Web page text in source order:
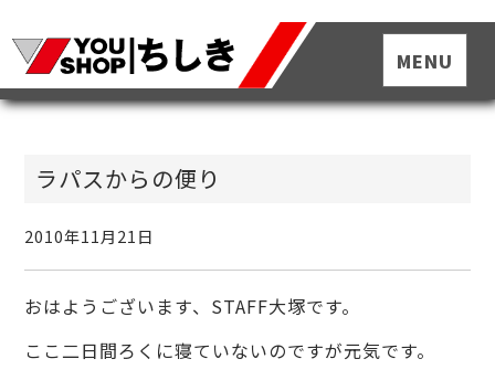
ラパスからの便り
2010年11月21日
おはようございます、STAFF大塚です。
ここ二日間ろくに寝ていないのですが元気です。